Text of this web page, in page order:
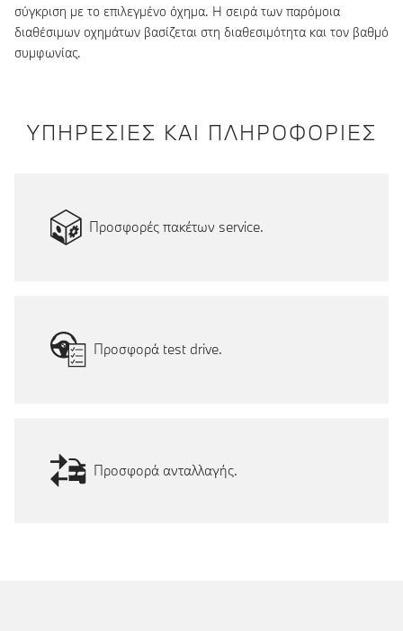
σύγκριση με το επιλεγμένο όχημα. Η σειρά των παρόμοια
διαθέσιμων οχημάτων βασίζεται στη διαθεσιμότητα και τον βαθμό
συμφωνίας.
ΥΠΗΡΕΣΙΕΣ ΚΑΙ ΠΛΗΡΟΦΟΡΙΕΣ
Προσφορές πακέτων service.
Προσφορά test drive.
Προσφορά ανταλλαγής.